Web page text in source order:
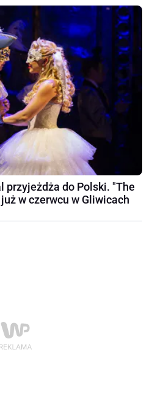
do Polski. "The
w czerwcu w Gliwicach